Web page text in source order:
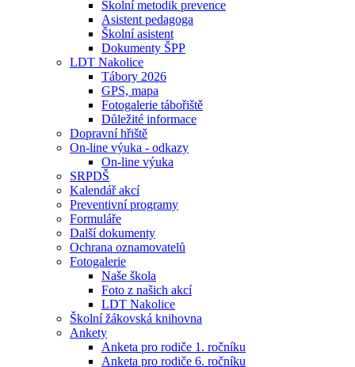
Školní metodik prevence
Asistent pedagoga
Školní asistent
Dokumenty ŠPP
LDT Nakolice
Tábory 2026
GPS, mapa
Fotogalerie tábořiště
Důležité informace
Dopravní hřiště
On-line výuka - odkazy
On-line výuka
SRPDŠ
Kalendář akcí
Preventivní programy
Formuláře
Další dokumenty
Ochrana oznamovatelů
Fotogalerie
Naše škola
Foto z našich akcí
LDT Nakolice
Školní žákovská knihovna
Ankety
Anketa pro rodiče 1. ročníku
Anketa pro rodiče 6. ročníku